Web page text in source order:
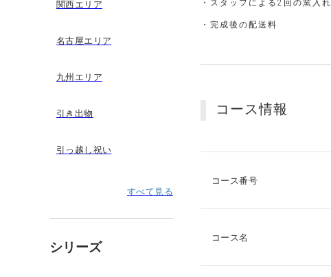
関西エリア
名古屋エリア
九州エリア
引き出物
引っ越し祝い
すべて見る
シリーズ
・スタッフによる2回の窯入れ
・完成後の配送料
コース情報
コース番号
コース名